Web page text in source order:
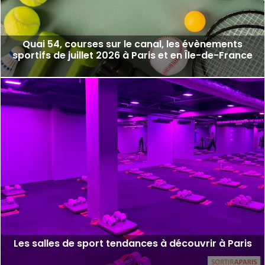
Quai 54, courses sur le canal, les évènements
sportifs de juillet 2026 à Paris et en Île-de-France
Les salles de sport tendances à découvrir à Paris